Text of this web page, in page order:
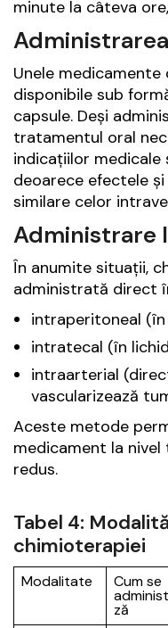
minute la câteva
Unele
disponibile sub
capsule. Deși
tratamentul oral
indicațiilor
deoarece efectele
similare celor
Administrare
În anumite situații,
administrată direct
intraperitoneal
intratecal (în
intraarterial
vascularizează
Aceste metode
medicament la
redus.
Tabel 4:
chimioterapiei
Modalitate Cum se
ză